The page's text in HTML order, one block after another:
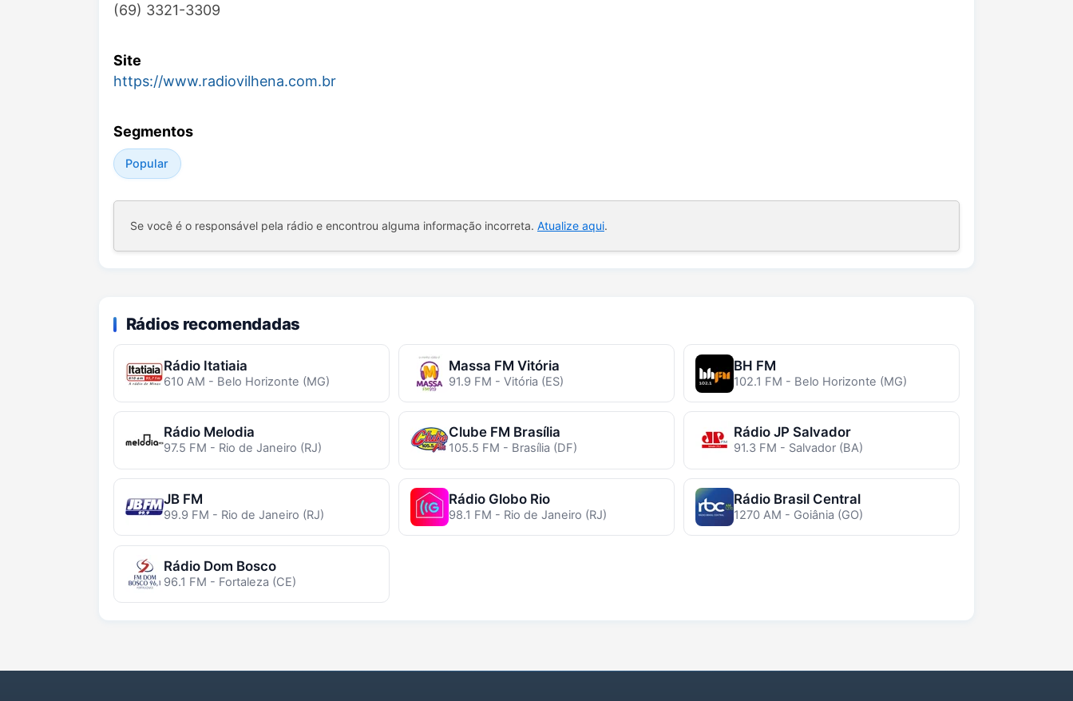
(69) 3321-3309
Site
https://www.radiovilhena.com.br
Segmentos
Popular
Se você é o responsável pela rádio e encontrou alguma informação incorreta. Atualize aqui.
Rádios recomendadas
Rádio Itatiaia
610 AM - Belo Horizonte (MG)
Massa FM Vitória
91.9 FM - Vitória (ES)
BH FM
102.1 FM - Belo Horizonte (MG)
Rádio Melodia
97.5 FM - Rio de Janeiro (RJ)
Clube FM Brasília
105.5 FM - Brasília (DF)
Rádio JP Salvador
91.3 FM - Salvador (BA)
JB FM
99.9 FM - Rio de Janeiro (RJ)
Rádio Globo Rio
98.1 FM - Rio de Janeiro (RJ)
Rádio Brasil Central
1270 AM - Goiânia (GO)
Rádio Dom Bosco
96.1 FM - Fortaleza (CE)